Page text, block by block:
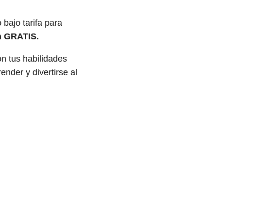
bajo tarifa para
tus habilidades
y divertirse al